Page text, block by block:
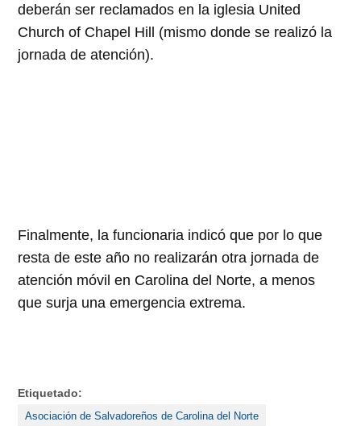
deberán ser reclamados en la iglesia United
Church of Chapel Hill (mismo donde se realizó la
jornada de atención).
Finalmente, la funcionaria indicó que por lo que
resta de este año no realizarán otra jornada de
atención móvil en Carolina del Norte, a menos
que surja una emergencia extrema.
Etiquetado:
Asociación de Salvadoreños de Carolina del Norte